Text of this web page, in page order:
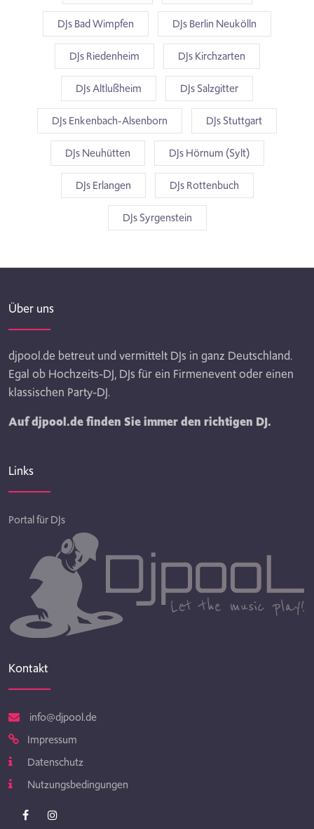
DJs Bad Wimpfen DJs Berlin Neukölln
DJs Riedenheim DJs Kirchzarten
DJs Altlußheim DJs Salzgitter
DJs Enkenbach-Alsenborn DJs Stuttgart
DJs Neuhütten DJs Hörnum (Sylt)
DJs Erlangen DJs Rottenbuch
DJs Syrgenstein
Über uns
djpool.de betreut und vermittelt DJs in ganz Deutschland.
Egal ob Hochzeits-DJ, DJs für ein Firmenevent oder einen
klassischen Party-DJ.
Auf djpool.de finden Sie immer den richtigen DJ.
Links
Portal für DJs
Kontakt
info@djpool.de
Impressum
Datenschutz
Nutzungsbedingungen